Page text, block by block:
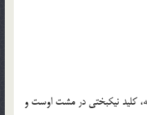
کلید نیکبختى در مشت اوست و